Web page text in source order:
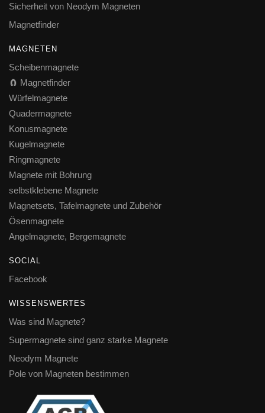
Sicherheit von Neodym Magneten
Magnetfinder
MAGNETEN
Scheibenmagnete
🧲 Magnetfinder
Würfelmagnete
Quadermagnete
Konusmagnete
Kugelmagnete
Ringmagnete
Magnete mit Bohrung
selbstklebene Magnete
Magnetsets, Tafelmagnete und Zubehör
Ösenmagnete
Angelmagnete, Bergemagnete
SOCIAL
Facebook
WISSENSWERTES
Was sind Magnete?
Supermagnete sind ganz starke Magnete
Neodym Magnete
Pole von Magneten bestimmen